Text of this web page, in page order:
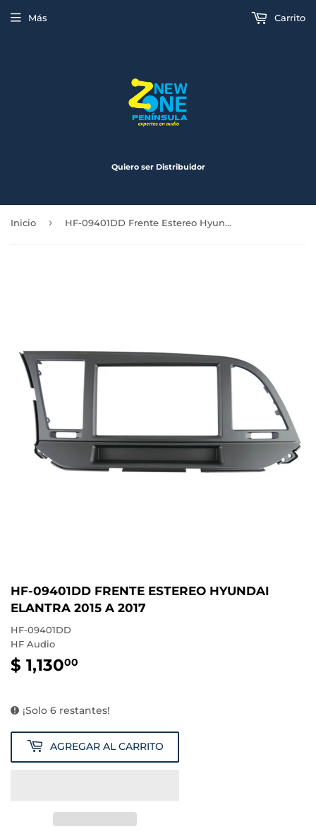
Quiero ser Distribuidor
Más Carrito
Inicio › HF-09401DD Frente Estereo Hyundai Elantra 2015 a 2017
HF-09401DD FRENTE ESTEREO HYUNDAI
ELANTRA 2015 A 2017
HF-09401DD
HF Audio
$ 1,13000
¡Solo 6 restantes!
AGREGAR AL CARRITO